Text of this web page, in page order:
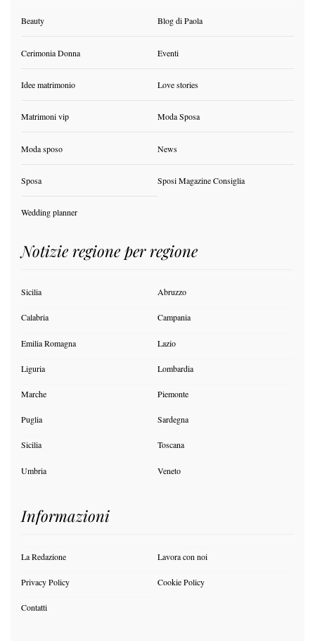
Beauty Blog di Paola
Cerimonia Donna Eventi
Idee matrimonio Love stories
Matrimoni vip Moda Sposa
Moda sposo News
Sposa Sposi Magazine Consiglia
Wedding planner
Notizie regione per regione
Sicilia Abruzzo
Calabria Campania
Emilia Romagna Lazio
Liguria Lombardia
Marche Piemonte
Puglia Sardegna
Sicilia Toscana
Umbria Veneto
Informazioni
La Redazione Lavora con noi
Privacy Policy Cookie Policy
Contatti